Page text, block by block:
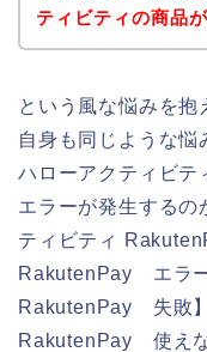
ティビティの商品
という風な悩みを抱
自身も同じような悩
ハローアクティビ
エラーが発生するの
ティビティ
RakutenPay エラ
RakutenPay 失敗
RakutenPay 使え